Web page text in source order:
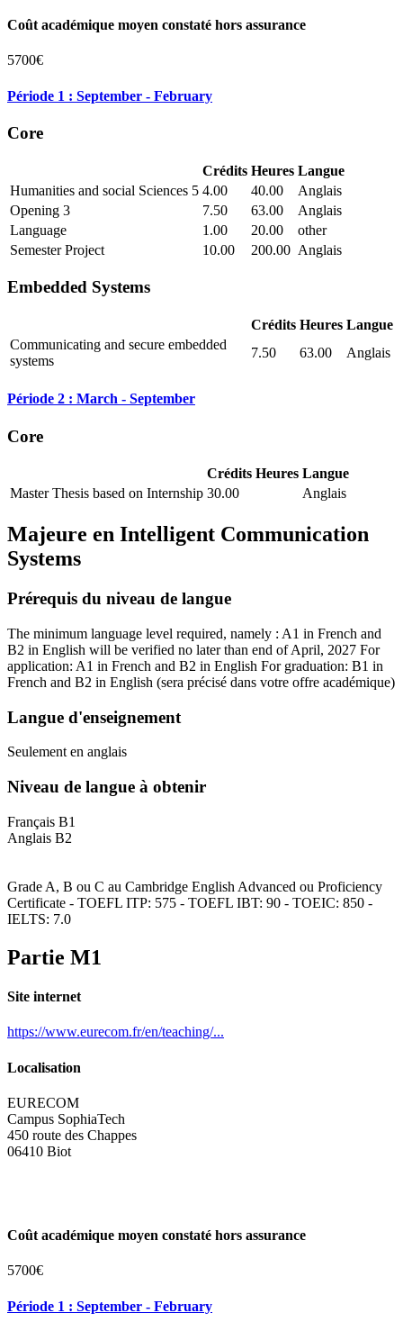
Coût académique moyen constaté hors assurance
5700€
Période 1 : September - February
Core
Crédits Heures Langue
Humanities and social Sciences 5 4.00 40.00
Anglais
Opening 3
7.50 63.00
Anglais
Language
1.00 20.00
other
Semester Project
10.00 200.00 Anglais
Embedded Systems
Crédits Heures Langue
Communicating and secure embedded
systems
7.50 63.00 Anglais
Période 2 : March - September
Core
Crédits Heures Langue
Master Thesis based on Internship 30.00 Anglais
Majeure en Intelligent Communication
Systems
Prérequis du niveau de langue
The minimum language level required, namely : A1 in French and
B2 in English will be verified no later than end of April, 2027 For
application: A1 in French and B2 in English For graduation: B1 in
French and B2 in English (sera précisé dans votre offre académique)
Langue d'enseignement
Seulement en anglais
Niveau de langue à obtenir
Français B1
Anglais B2
Grade A, B ou C au Cambridge English Advanced ou Proficiency
Certificate - TOEFL ITP: 575 - TOEFL IBT: 90 - TOEIC: 850 -
IELTS: 7.0
Partie M1
Site internet
https://www.eurecom.fr/en/teaching/...
Localisation
EURECOM
Campus SophiaTech
450 route des Chappes
06410 Biot
Coût académique moyen constaté hors assurance
5700€
Période 1 : September - February